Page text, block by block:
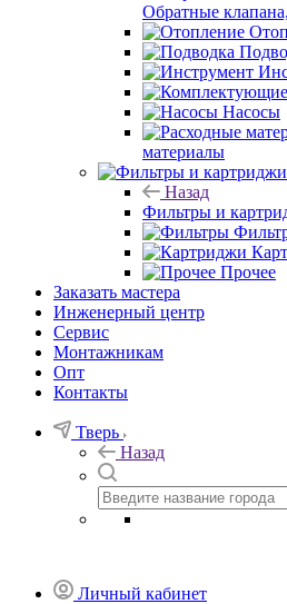
Обратные
Насосы
материалы
Назад
Фильтры и
Прочее
Заказать мастера
Инженерный центр
Сервис
Монтажникам
Опт
Контакты
Тверь
Назад
Личный кабинет